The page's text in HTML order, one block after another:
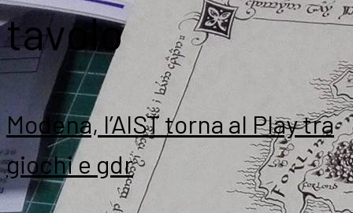
tavolo
Modena, l’AIST torna al Play tra
giochi e gdr